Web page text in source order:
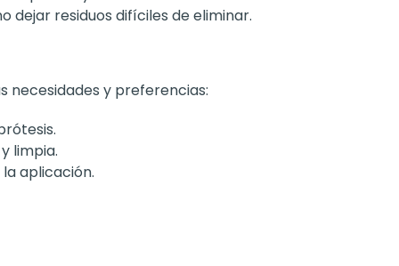
dejar residuos difíciles de eliminar.
necesidades y preferencias:
limpia.
aplicación.